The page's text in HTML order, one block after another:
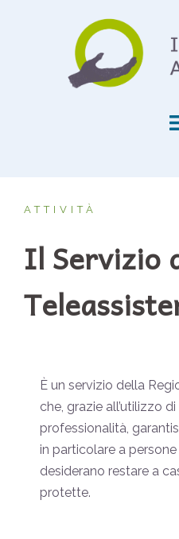
ATTIVITÀ
Il Servizio
È un servizio della
che, grazie all’utilizzo
professionalità,
in particolare a
desiderano restare a
protette.